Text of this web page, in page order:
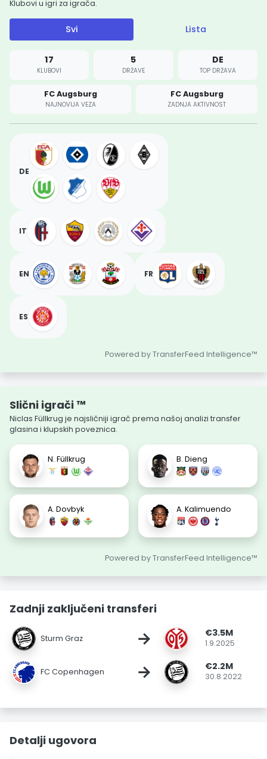
Klubovi u igri za igrača.
Svi Lista
17
KLUBOVI
5
DRŽAVE
DE
TOP DRŽAVA
FC Augsburg
NAJNOVIJA VEZA
FC Augsburg
ZADNJA AKTIVNOST
DE
IT
EN FR
ES
Powered by TransferFeed Intelligence™
Slični igrači ™
Niclas Füllkrug je najsličniji igrač prema našoj analizi transfer
glasina i klupskih poveznica.
N. Füllkrug B. Dieng
A. Dovbyk A. Kalimuendo
Powered by TransferFeed Intelligence™
Zadnji zaključeni transferi
Sturm Graz → €3.5M
1.9.2025
FC Copenhagen → €2.2M
30.8.2022
Detalji ugovora